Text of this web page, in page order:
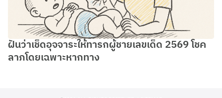
ฝันว่าเช็ดอุจจาระให้ทารกผู้ชายเลขเด็ด 2569 โชค
ลาภโดยเฉพาะหากทาง